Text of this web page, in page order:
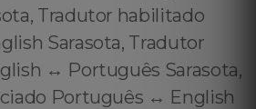
Tradutor habilitado
Sarasota, Tradutor
↔️ Português Sarasota,
Português ↔️ English